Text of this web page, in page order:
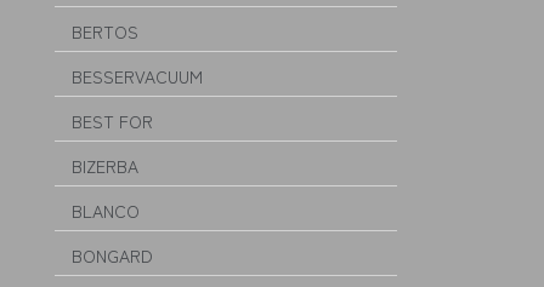
BERTOS
BESSERVACUUM
BEST FOR
BIZERBA
BLANCO
BONGARD